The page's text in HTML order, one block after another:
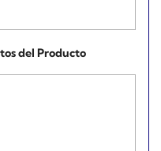
del Producto